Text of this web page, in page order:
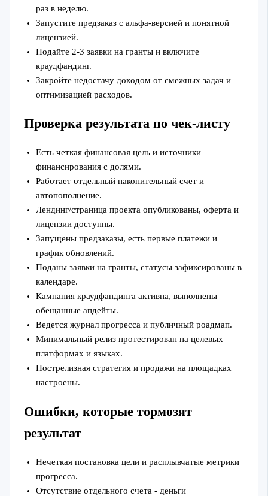
раз в неделю.
Запустите предзаказ с альфа-версией и понятной
лицензией.
Подайте 2-3 заявки на гранты и включите
краудфандинг.
Закройте недостачу доходом от смежных задач и
оптимизацией расходов.
Проверка результата по чек-листу
Есть четкая финансовая цель и источники
финансирования с долями.
Работает отдельный накопительный счет и
автопополнение.
Лендинг/страница проекта опубликованы, оферта и
лицензии доступны.
Запущены предзаказы, есть первые платежи и
график обновлений.
Поданы заявки на гранты, статусы зафиксированы в
календаре.
Кампания краудфандинга активна, выполнены
обещанные апдейты.
Ведется журнал прогресса и публичный роадмап.
Минимальный релиз протестирован на целевых
платформах и языках.
Пострелизная стратегия и продажи на площадках
настроены.
Ошибки, которые тормозят
результат
Нечеткая постановка цели и расплывчатые метрики
прогресса.
Отсутствие отдельного счета - деньги